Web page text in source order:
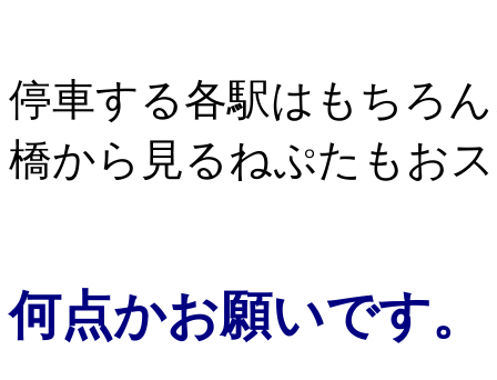
停車する各駅はもちろ
橋から見るねぷたもお
何点かお願いです。